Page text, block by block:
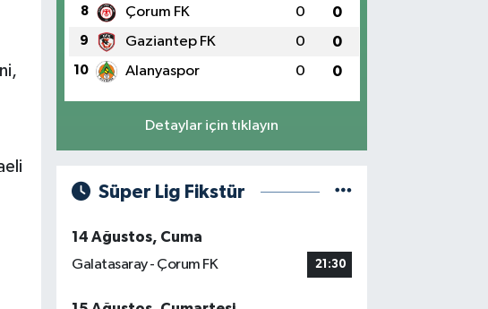
8 Çorum FK 0 0
9 Gaziantep FK 0 0
10 Alanyaspor 0 0
Detaylar için tıklayın
Süper Lig Fikstür
14 Ağustos, Cuma
Galatasaray - Çorum FK
21:30